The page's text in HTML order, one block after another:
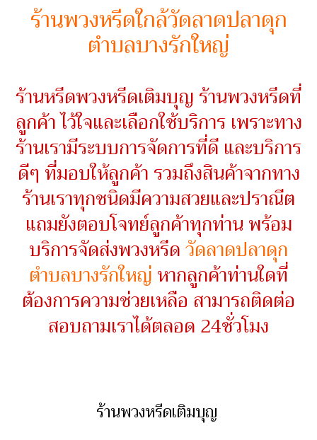
ร้านพวงหรีดใกล้วัดลาดปลาดุก
ตำบลบางรักใหญ่
ร้านหรีดพวงหรีดเติมบุญ ร้านพวงหรีดที่
ลูกค้า ไว้ใจและเลือกใช้บริการ เพราะทาง
ร้านเรามีระบบการจัดการที่ดี และบริการ
ดีๆ ที่มอบให้ลูกค้า รวมถึงสินค้าจากทาง
ร้านเราทุกชนิดมีความสวยและปราณีต
แถมยังตอบโจทย์ลูกค้าทุกท่าน พร้อม
บริการจัดส่งพวงหรีดวัดลาดปลาดุก
ตำบลบางรักใหญ่ หากลูกค้าท่านใดที่
ต้องการความช่วยเหลือ สามารถติดต่อ
สอบถามเราได้ตลอด 24ชั่วโมง
ร้านพวงหรีดเติมบุญ